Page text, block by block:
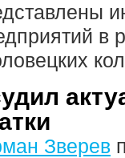
в
Зверев